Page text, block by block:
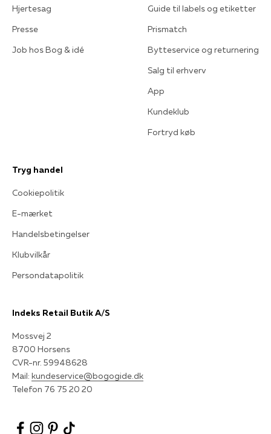
Hjertesag
Presse
Job hos Bog & idé
Guide til labels og etiketter
Prismatch
Bytteservice og returnering
Salg til erhverv
App
Kundeklub
Fortryd køb
Tryg handel
Cookiepolitik
E-mærket
Handelsbetingelser
Klubvilkår
Persondatapolitik
Indeks Retail Butik A/S
Mossvej 2
8700 Horsens
CVR-nr. 59948628
Mail: kundeservice@bogogide.dk
Telefon 76 75 20 20